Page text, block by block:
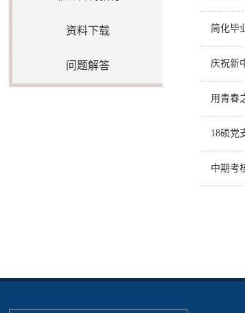
资料下载
问题解答
简化毕
庆祝新
用青春
18硕党
中期考